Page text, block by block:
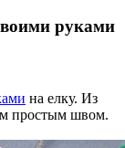
руками
на елку. Из
простым швом.